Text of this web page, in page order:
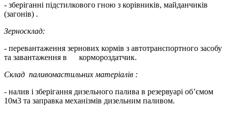
- зберіганні підстилкового гною з корівників, майданчиків
(загонів) .
Зерносклад:
- перевантаження зернових кормів з автотранспортного засобу
та завантаження в кормороздатчик.
Cклад паливомастильних матеріалів :
- налив і зберігання дизельного палива в резервуарі об’ємом
10м3 та заправка механізмів дизельним паливом.